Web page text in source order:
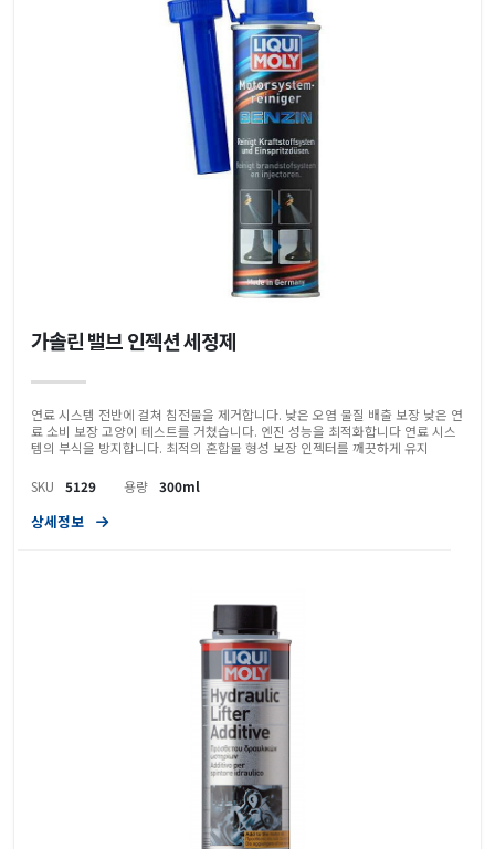
가솔린 밸브 인젝션 세정제
연료 시스템 전반에 걸쳐 침전물을 제거합니다. 낮은 오염 물질 배출 보장 낮은 연
료 소비 보장 고양이 테스트를 거쳤습니다. 엔진 성능을 최적화합니다 연료 시스
템의 부식을 방지합니다. 최적의 혼합물 형성 보장 인젝터를 깨끗하게 유지
SKU 5129 용량 300ml
상세정보